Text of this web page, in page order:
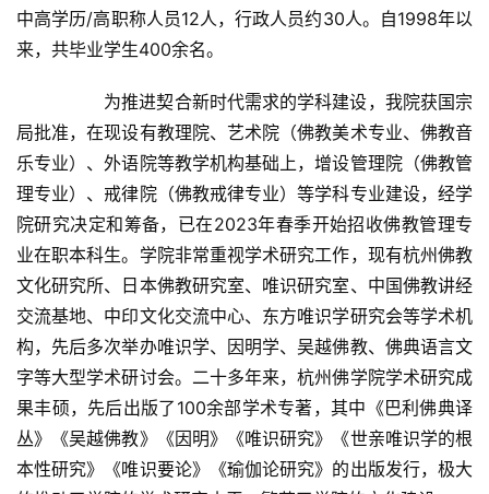
中高学历/高职称人员12人，行政人员约30人。自1998年以
局批准，在现设有教理院、艺术院（佛教美术专业、佛教音
乐专业）、外语院等教学机构基础上，增设管理院（佛教管
理专业）、戒律院（佛教戒律专业）等学科专业建设，经学
院研究决定和筹备，已在2023年春季开始招收佛教管理专
业在职本科生。学院非常重视学术研究工作，现有杭州佛教
文化研究所、日本佛教研究室、唯识研究室、中国佛教讲经
交流基地、中印文化交流中心、东方唯识学研究会等学术机
构，先后多次举办唯识学、因明学、吴越佛教、佛典语言文
字等大型学术研讨会。二十多年来，杭州佛学院学术研究成
果丰硕，先后出版了100余部学术专著，其中《巴利佛典译
丛》《吴越佛教》《因明》《唯识研究》《世亲唯识学的根
本性研究》《唯识要论》《瑜伽论研究》的出版发行，极大